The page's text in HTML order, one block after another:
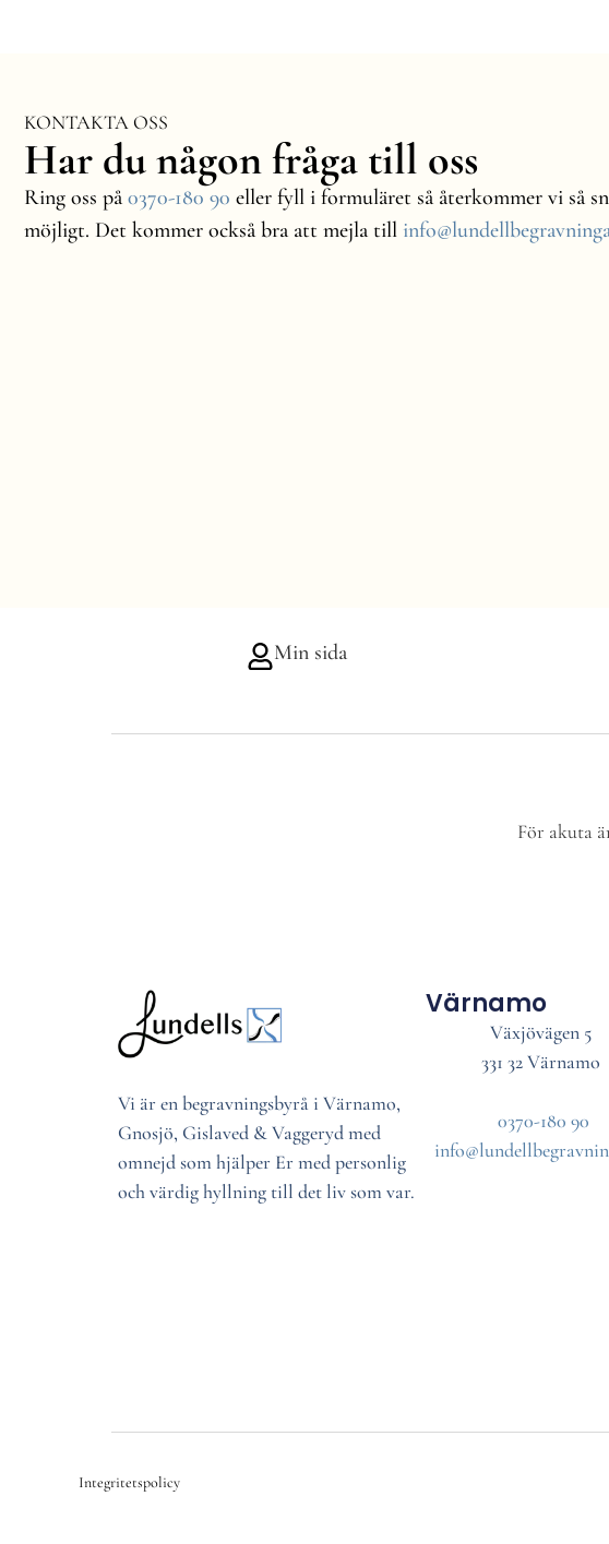
KONTAKTA OSS
Har du någon fråga till oss
Ring oss på 0370-180 90 eller fyll i formuläret så återkommer vi så
möjligt. Det kommer också bra att mejla till
Min sida
För akuta
Vi är en begravningsbyrå i Värnamo,
Gnosjö, Gislaved & Vaggeryd med
omnejd som hjälper Er med personlig
och värdig hyllning till det liv som var.
Värnamo
Växjövägen 5
331 32 Värnamo
0370-180 90
Integritetspolicy